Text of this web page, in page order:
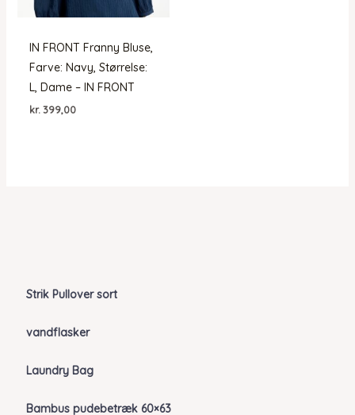
Strik Pullover sort
vandflasker
Laundry Bag
Bambus pudebetræk 60×63
IN FRONT Franny Bluse,
Farve: Navy, Størrelse:
L, Dame – IN FRONT
kr. 399,00